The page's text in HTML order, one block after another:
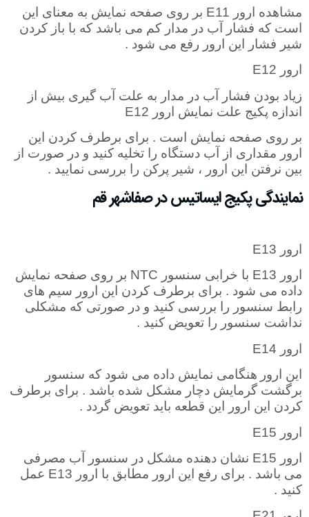
مشاهده ارور E11 بر روی صفحه نمایش به معنای این
است که فشار آب در مدار کم می باشد که با باز کردن
شیر فشار این ارور رفع می شود .
ارور E12
زیاد بودن فشار آب در مدار به علت آب گیری بیش از
اندازه پکیج علت نمایش ارور E12
بر روی صفحه نمایش است . برای برطرف کردن این
ارور مقداری از آب دستگاه را تخلیه کنید و در صورت از
بین نرفتن این ارور ، شیر پرکن را بررسی نمایید .
نمایندگی پکیج ایساتیس در صفاشهر قم
ارور E13
ارور E13 با خرابی سنسور NTC بر روی صفحه نمایش
داده می شود . برای برطرف کردن این ارور سیم های
رابط سنسور را بررسی کنید و در صورتی که مشکلی
نداشت سنسور را تعویض کنید .
ارور E14
این ارور هنگامی نمایش داده می شود که سنسور
برگشت گرمایش دچار مشکل شده باشد . برای برطرف
کردن این ارور این قطعه باید تعویض گردد .
ارور E15
ارور E15 نشان دهنده مشکل در سنسور آب مصرفی
می باشد . برای رفع این ارور مطابق با ارور E13 عمل
کنید .